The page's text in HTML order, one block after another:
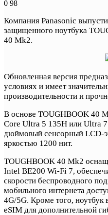
0 98
Компания Panasonic
защищенного ноутбука
40 Mk2.
Обновленная версия
условиях и имеет
производительности и
В основе TOUGHBOOK 40
Core Ultra 5 135H или Ultra
дюймовый сенсорный LCD-
яркостью 1200 нит.
TOUGHBOOK 40 Mk2
Intel BE200 Wi-Fi 7,
скорости беспроводного
мобильного интернета
4G/5G. Кроме того, ноутбук
eSIM для дополнительной